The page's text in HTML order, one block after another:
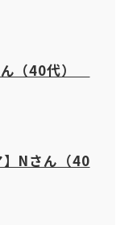
ん（40代）
】Nさん（40